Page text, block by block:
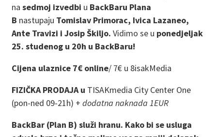
na sedmoj izvedbi u BackBaru Plana
B nastupaju Tomislav Primorac, Ivica Lazaneo,
Ante Travizi i Josip Škiljo. Vidimo se u ponedjeljak
25. studenog u 20h u BackBaru!
Cijena ulaznice 7€ online/ 7€ u 8isakMedia
FIZIČKA PRODAJA u TISAKmedia City Center One
(pon-ned 09-21h) + dodatna naknada 1EUR
BackBar (Plan B) služi hranu. Kako bi se usluga